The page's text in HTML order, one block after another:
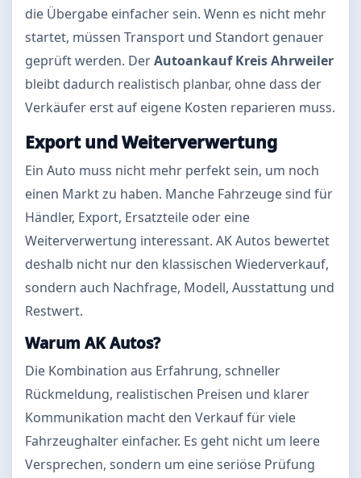
die Übergabe einfacher sein. Wenn es nicht mehr
startet, müssen Transport und Standort genauer
geprüft werden. DerAutoankauf Kreis Ahrweiler
bleibt dadurch realistisch planbar, ohne dass der
Verkäufer erst auf eigene Kosten reparieren muss.
Export und Weiterverwertung
Ein Auto muss nicht mehr perfekt sein, um noch
einen Markt zu haben. Manche Fahrzeuge sind für
Händler, Export, Ersatzteile oder eine
Weiterverwertung interessant. AK Autos bewertet
deshalb nicht nur den klassischen Wiederverkauf,
sondern auch Nachfrage, Modell, Ausstattung und
Restwert.
Warum AK Autos?
Die Kombination aus Erfahrung, schneller
Rückmeldung, realistischen Preisen und klarer
Kommunikation macht den Verkauf für viele
Fahrzeughalter einfacher. Es geht nicht um leere
Versprechen, sondern um eine seriöse Prüfung